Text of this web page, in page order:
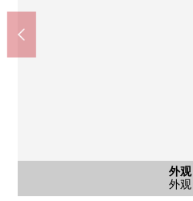
外观
外观
房型图(平
房型图
外观
外观
外观
外观
外观
外观